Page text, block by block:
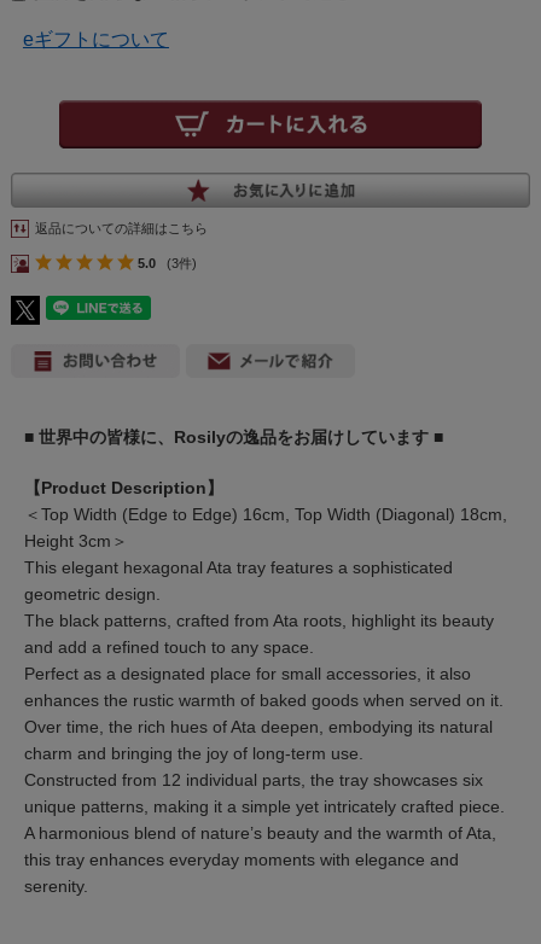
eギフトについて
返品についての詳細はこちら
5.0 (3件)
■ 世界中の皆様に、Rosilyの逸品をお届けしています ■
【Product Description】
＜Top Width (Edge to Edge) 16cm, Top Width (Diagonal) 18cm,
Height 3cm＞
This elegant hexagonal Ata tray features a sophisticated
geometric design.
The black patterns, crafted from Ata roots, highlight its beauty
and add a refined touch to any space.
Perfect as a designated place for small accessories, it also
enhances the rustic warmth of baked goods when served on it.
Over time, the rich hues of Ata deepen, embodying its natural
charm and bringing the joy of long-term use.
Constructed from 12 individual parts, the tray showcases six
unique patterns, making it a simple yet intricately crafted piece.
A harmonious blend of nature’s beauty and the warmth of Ata,
this tray enhances everyday moments with elegance and
serenity.